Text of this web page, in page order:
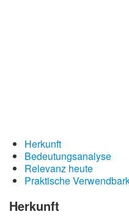
Sprichwörter
Deutsche Sprichwörter
Englische Sprichwörter
Lateinische Sprichwörter
Herkunft
Bedeutungsanalyse
Relevanz heute
Praktische
Herkunft